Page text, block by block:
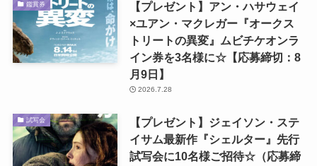
鑑賞券
【プレゼント】アン・ハサウェイ
×ユアン・マクレガー『オークス
トリートの異変』ムビチケオンラ
イン券を3名様に☆【応募締切：8
月9日】
2026.7.28
試写会
【プレゼント】ジェイソン・ステ
イサム最新作『シェルター』先行
試写会に10名様ご招待☆（応募締